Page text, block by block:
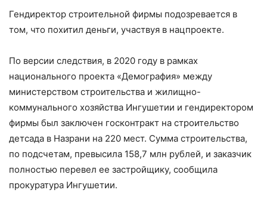
Гендиректор строительной фирмы подозревается в
том, что похитил деньги, участвуя в нацпроекте.
По версии следствия, в 2020 году в рамках
национального проекта «Демография» между
министерством строительства и жилищно-
коммунального хозяйства Ингушетии и гендиректором
фирмы был заключен госконтракт на строительство
детсада в Назрани на 220 мест. Сумма строительства,
по подсчетам, превысила 158,7 млн рублей, и заказчик
полностью перевел ее застройщику, сообщила
прокуратура Ингушетии.